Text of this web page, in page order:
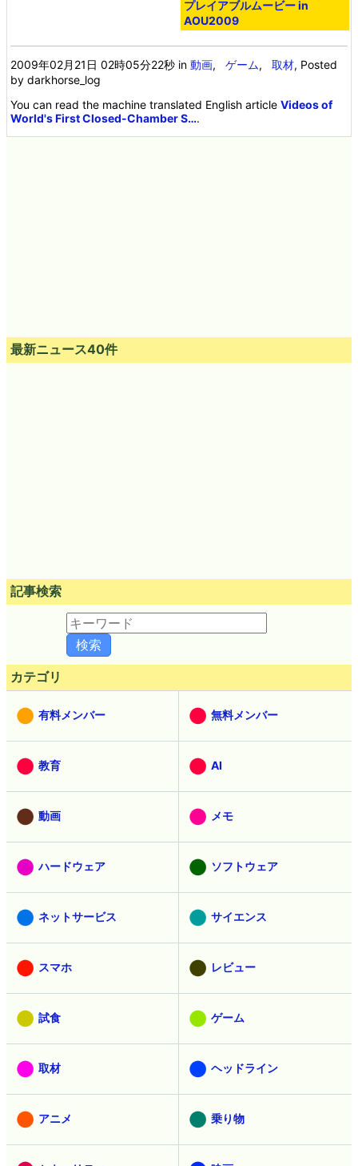
プレイアブルムービー in
AOU2009
2009年02月21日 02時05分22秒 in動画,ゲーム,取材, Posted
by darkhorse_log
You can read the machine translated English articleVideos of
World's First Closed-Chamber S….
最新ニュース40件
記事検索
カテゴリ
有料メンバー 無料メンバー
教育 AI
動画 メモ
ハードウェア ソフトウェア
ネットサービス サイエンス
スマホ レビュー
試食 ゲーム
取材 ヘッドライン
アニメ 乗り物